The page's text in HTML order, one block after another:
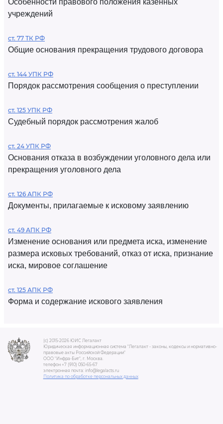
Особенности правового положения казенных
учреждений
ст. 77 ТК РФ
Общие основания прекращения трудового договора
ст. 144 УПК РФ
Порядок рассмотрения сообщения о преступлении
ст. 125 УПК РФ
Судебный порядок рассмотрения жалоб
ст. 24 УПК РФ
Основания отказа в возбуждении уголовного дела или
прекращения уголовного дела
ст. 126 АПК РФ
Документы, прилагаемые к исковому заявлению
ст. 49 АПК РФ
Изменение основания или предмета иска, изменение
размера исковых требований, отказ от иска, признание
иска, мировое соглашение
ст. 125 АПК РФ
Форма и содержание искового заявления
(c) 2015-2026 ЮИС Легалакт
Юридическая информационная система "Легалакт - законы, кодексы и нормативно-
правовые акты Российской Федерации"
ООО "Инфра-Бит", г. Москва.
телефон +7 (910) 050-65-67
электронная почта: info@legalacts.ru
Политика по обработке персональных данных